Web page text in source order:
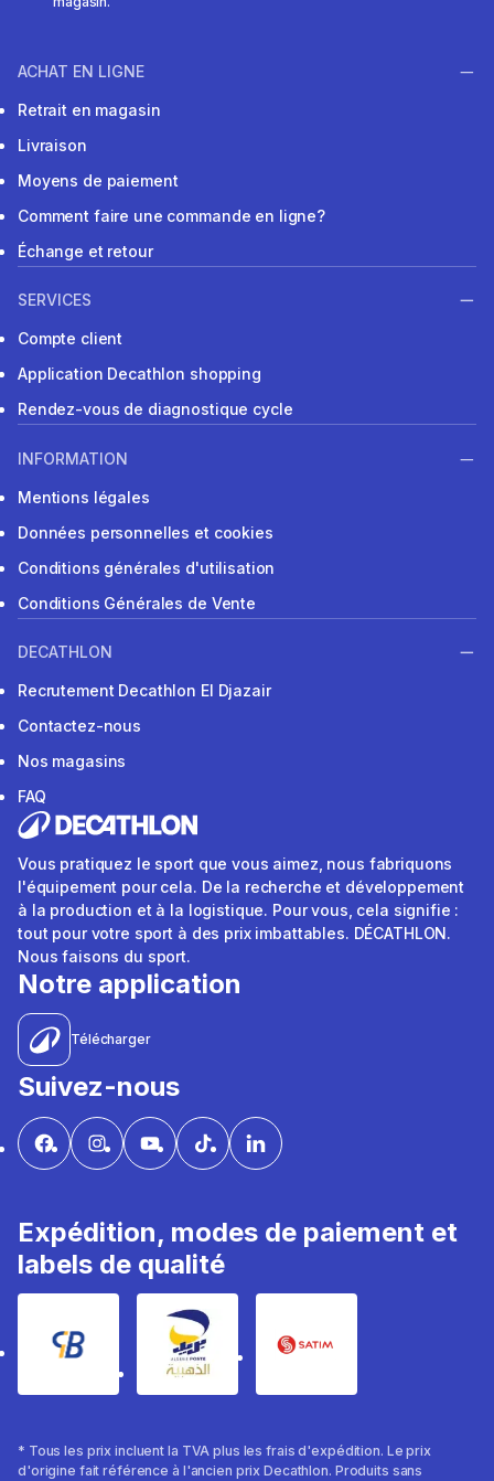
ACHAT EN LIGNE
Retrait en magasin
Livraison
Moyens de paiement
Comment faire une commande en ligne?
Échange et retour
SERVICES
Compte client
Application Decathlon shopping
Rendez-vous de diagnostique cycle
INFORMATION
Mentions légales
Données personnelles et cookies
Conditions générales d'utilisation
Conditions Générales de Vente
DECATHLON
Recrutement Decathlon El Djazair
Contactez-nous
Nos magasins
FAQ
Vous pratiquez le sport que vous aimez, nous fabriquons
l'équipement pour cela. De la recherche et développement
à la production et à la logistique. Pour vous, cela signifie :
tout pour votre sport à des prix imbattables. DÉCATHLON.
Nous faisons du sport.
Notre application
Télécharger
Suivez-nous
Expédition, modes de paiement et
labels de qualité
* Tous les prix incluent la TVA plus les frais d'expédition. Le prix
d'origine fait référence à l'ancien prix Decathlon. Produits sans